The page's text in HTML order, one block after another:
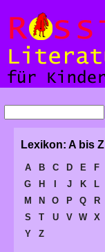
Lexikon: A bis Z
A B C D E
F
G
H J K
L
M
N O P Q
R
S
T U V W
X
Y
Z